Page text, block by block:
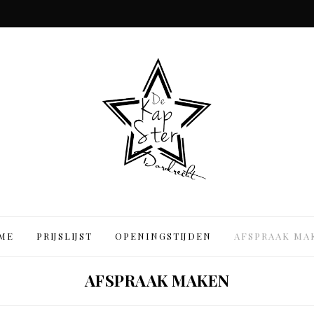
PRIJSLIJST OPENINGSTIJDEN AFSPRAAK
AFSPRAAK MAKEN